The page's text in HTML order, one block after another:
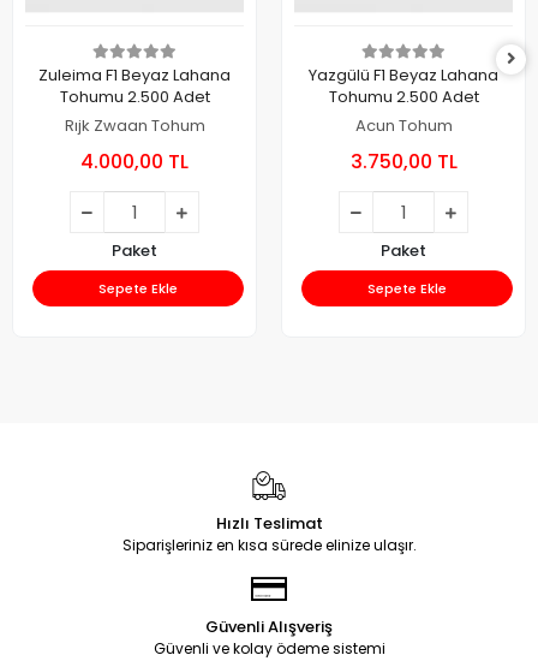
Zuleima F1 Beyaz Lahana
Tohumu 2.500 Adet
Rıjk Zwaan Tohum
4.000,00 TL
Paket
Sepete Ekle
Yazgülü F1 Beyaz Lahana
Tohumu 2.500 Adet
Acun Tohum
3.750,00 TL
Paket
Sepete Ekle
Hızlı Teslimat
Siparişleriniz en kısa sürede elinize ulaşır.
Güvenli Alışveriş
Güvenli ve kolay ödeme sistemi